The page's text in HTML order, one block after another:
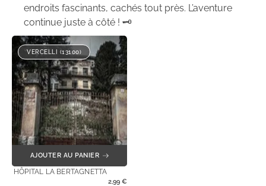
endroits fascinants, cachés tout près. L’aventure
continue juste à côté ! 🗝️
VERCELLI (13100)
AJOUTER AU PANIER
HÔPITAL LA BERTAGNETTA
2,99 €